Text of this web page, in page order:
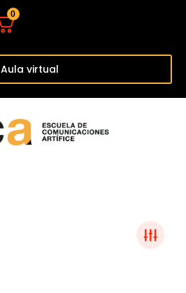
0
Aula virtual